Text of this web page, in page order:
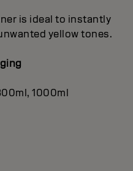
is ideal to instantly
yellow tones.
1000ml